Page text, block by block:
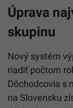
Úprava
skupinu
Nový systém
riadiť počtom
Dôchodcovia s
na Slovensku